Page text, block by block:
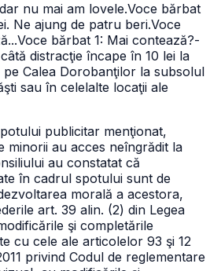
nu mai am lovele.Voce bărbat
Ne ajung de patru beri.Voce
Voce bărbat 1: Mai contează?-
distracţie încape în 10 lei la
pe Calea Dorobanţilor la subsolul
sau în celelalte locaţii ale
publicitar menţionat,
minorii au acces neîngrădit la
au constatat că
în cadrul spotului sunt de
morală a acestora,
art. 39 alin. (2) din Legea
şi completările
cu cele ale articolelor 93 şi 12
privind Codul de reglementare